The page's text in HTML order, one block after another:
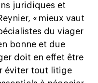
juridiques et
« mieux vaut
du viager
bonne et due
doit en effet être
éviter tout litige